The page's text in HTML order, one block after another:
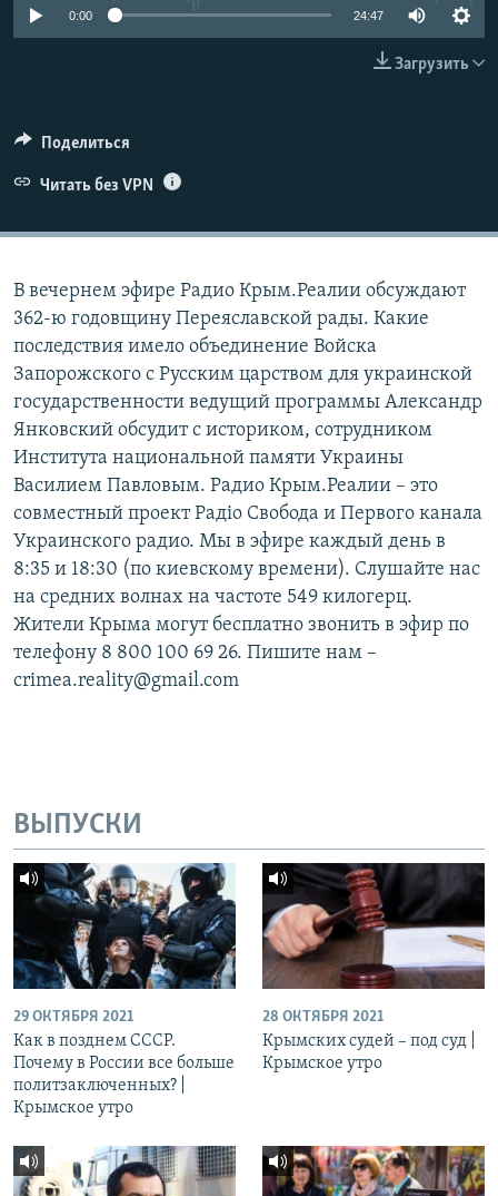
ПОБЕДИТЕЛЕЙ НЕ СУДЯТ?
УКРАИНСКАЯ ПРОБЛЕМА КРЫМА
ПРИСОЕДИНЯЙТЕСЬ!
Все сайты RFE/RL
0:00 24:47
Загрузить
Поделиться
Читать без VPN
В вечернем эфире Радио Крым.Реалии обсуждают
362-ю годовщину Переяславской рады. Какие
последствия имело объединение Войска
Запорожского с Русским царством для украинской
государственности ведущий программы Александр
Янковский обсудит с историком, сотрудником
Института национальной памяти Украины
Василием Павловым. Радио Крым.Реалии – это
совместный проект Радіо Свобода и Первого канала
Украинского радио. Мы в эфире каждый день в
8:35 и 18:30 (по киевскому времени). Слушайте нас
на средних волнах на частоте 549 килогерц.
Жители Крыма могут бесплатно звонить в эфир по
телефону 8 800 100 69 26. Пишите нам –
crimea.reality@gmail.com
ВЫПУСКИ
29 ОКТЯБРЯ 2021
Как в позднем СССР.
Почему в России все больше
политзаключенных? |
Крымское утро
28 ОКТЯБРЯ 2021
Крымских судей – под суд |
Крымское утро